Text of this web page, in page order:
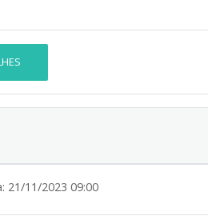
21/11/2023 09:00